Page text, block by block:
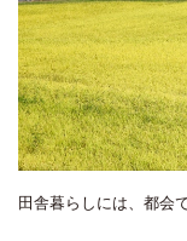
田舎暮らしには、都会